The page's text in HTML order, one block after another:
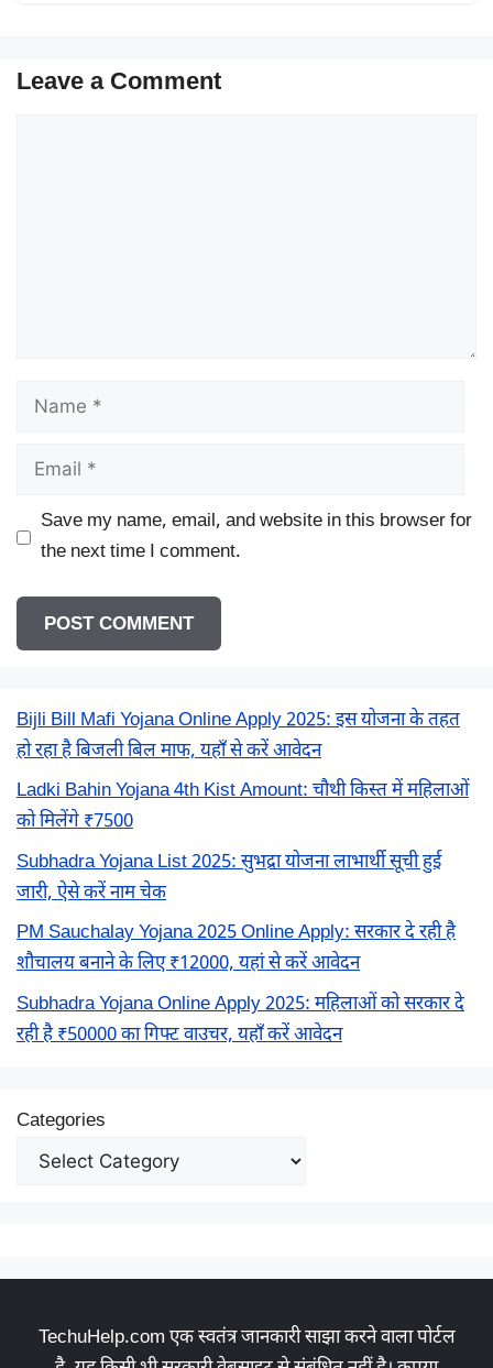
Leave a Comment
Name
Email
Save my name, email, and website in this browser for
the next time I comment.
Bijli Bill Mafi Yojana Online Apply 2025: इस योजना के तहत
हो रहा है बिजली बिल माफ, यहाँ से करें आवेदन
Ladki Bahin Yojana 4th Kist Amount: चौथी किस्त में महिलाओं
को मिलेंगे ₹7500
Subhadra Yojana List 2025: सुभद्रा योजना लाभार्थी सूची हुई
जारी, ऐसे करें नाम चेक
PM Sauchalay Yojana 2025 Online Apply: सरकार दे रही है
शौचालय बनाने के लिए ₹12000, यहां से करें आवेदन
Subhadra Yojana Online Apply 2025: महिलाओं को सरकार दे
रही है ₹50000 का गिफ्ट वाउचर, यहाँ करें आवेदन
Categories
TechuHelp.com एक स्वतंत्र जानकारी साझा करने वाला पोर्टल